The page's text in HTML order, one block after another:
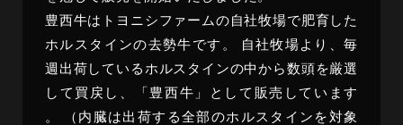
豊西牛はトヨニシファームの自社牧場で肥育した
ホルスタインの去勢牛です 。
自社牧場より、毎
週出荷しているホルスタインの中から数頭を厳選
して買戻し、「豊西牛」として販売しています
。
（内臓は出荷する全部のホルスタインを対象